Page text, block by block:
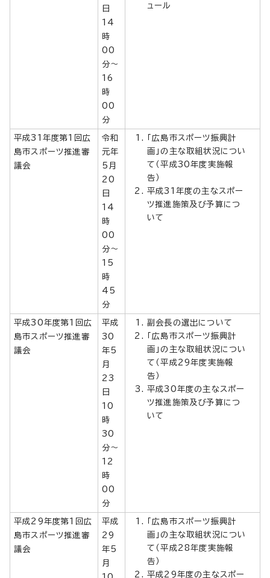
日
14
時
00
分～
16
時
00
分
ュール
平成31年度第1回広
島市スポーツ推進審
議会
令和
元年
5月
20
日
14
時
00
分～
15
時
45
分
「広島市スポーツ振興計
画」の主な取組状況につい
て（平成30年度実施報
告）
平成31年度の主なスポー
ツ推進施策及び予算につ
いて
平成30年度第1回広
島市スポーツ推進審
議会
平成
30
年5
月
23
日
10
時
30
分～
12
時
00
分
副会長の選出について
「広島市スポーツ振興計
画」の主な取組状況につい
て（平成29年度実施報
告）
平成30年度の主なスポー
ツ推進施策及び予算につ
いて
平成29年度第1回広
島市スポーツ推進審
議会
平成
29
年5
月
「広島市スポーツ振興計
画」の主な取組状況につい
て（平成28年度実施報
告）
平成29年度の主なスポー